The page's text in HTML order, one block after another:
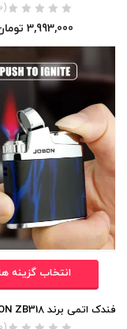
(0)
3,993,000
انتخاب گزینه